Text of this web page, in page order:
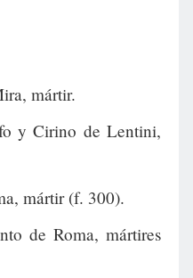
mártir.
y Cirino de Lentini,
mártir (f. 300).
de Roma, mártires